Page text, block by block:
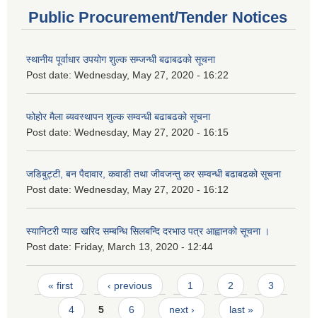
Public Procurement/Tender Notices
स्थानीय पूर्वाधार उपयोग शुल्क सम्जन्धी बढाबढको सूचना
Post date: Wednesday, May 27, 2020 - 16:22
फोहोर मैला ब्यवस्थापन शुल्क सम्वन्धी बढाबढको सूचना
Post date: Wednesday, May 27, 2020 - 16:15
जडिबुट्टी, बन पैदावार, कवाडी तथा जीवजन्तु कर सम्वन्धी बढाबढको सूचना
Post date: Wednesday, May 27, 2020 - 16:12
स्यानिटरी प्याड खरिद सम्बन्धि सिलबन्दि दरभाउ पत्र आह्वानको सूचना ।
Post date: Friday, March 13, 2020 - 12:44
Pages
« first ‹ previous 1 2 3
4 5 6 next › last »